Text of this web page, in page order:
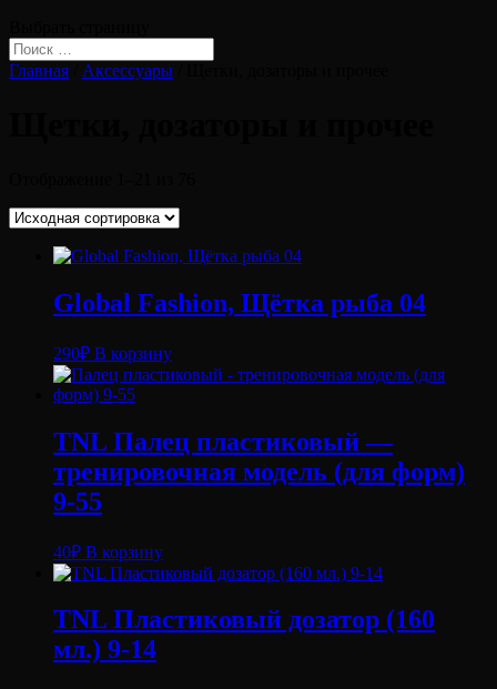
Главная Аксессуары
Global Fashion, Щётка рыба 04
290₽ В корзину
TNL Палец пластиковый —
тренировочная модель (для форм)
9-55
40₽ В корзину
TNL Пластиковый дозатор (160
мл.) 9-14